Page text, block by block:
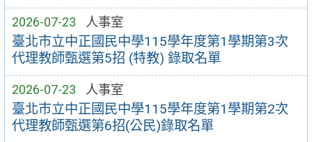
2026-07-23 人事室
臺北市立中正國民中學115學年度第1學期第3次
代理教師甄選第5招 (特教) 錄取名單
2026-07-23 人事室
臺北市立中正國民中學115學年度第1學期第2次
代理教師甄選第6招(公民)錄取名單